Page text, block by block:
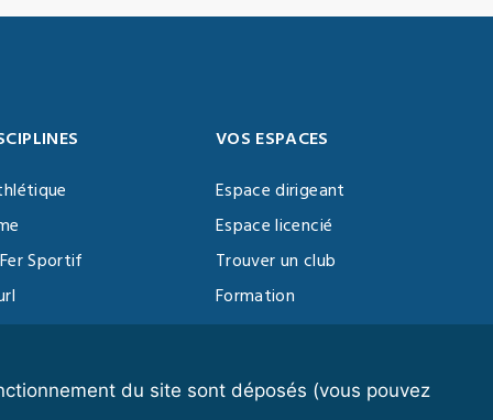
du site sont déposés (vous pouvez
Sportif
Training
VOS ESPACES
Espace dirigeant
Espace licencié
Trouver un club
Formation